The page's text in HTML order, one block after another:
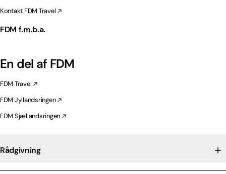
Kontakt FDM Travel
FDM f.m.b.a.
En del af FDM
FDM Travel
FDM Jyllandsringen
FDM Sjællandsringen
Rådgivning